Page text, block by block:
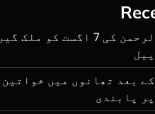
حافظ نعیم الرحمن کی 7 اگست کو ملک گیر
بعد تھانوں میں خواتین
پابندی